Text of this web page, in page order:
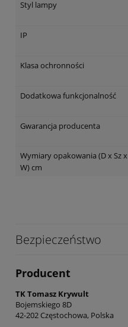
Styl lampy
IP
Klasa ochronności
Dodatkowa funkcjonalność
Gwarancja producenta
Wymiary opakowania (D x Sz x
W) cm
Bezpieczeństwo
Producent
TK Tomasz Krywult
Bojemskiego 8D
42-202 Częstochowa, Polska